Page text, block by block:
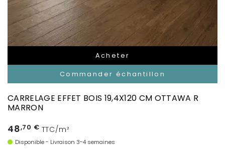
Acheter
Commander échantillon
CARRELAGE EFFET BOIS 19,4X120 CM OTTAWA R
MARRON
48,70 € TTC/m²
Disponible - Livraison 3-4 semaines